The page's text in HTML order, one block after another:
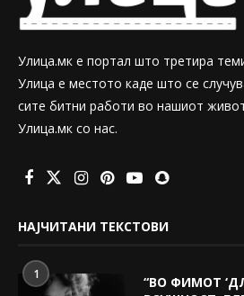
Улица.мк е портал што третира
Улица е местото каде што се
сите битни работи во нашиот
Улица.мк со нас.
НАЈЧИТАНИ ТЕКСТОВИ
1
“ВО ФИМОТ